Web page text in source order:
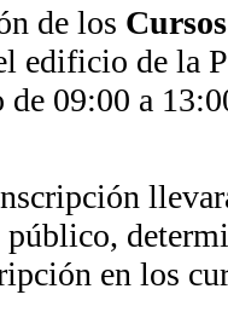
de los
edificio de la
09:00 a
público,
en los